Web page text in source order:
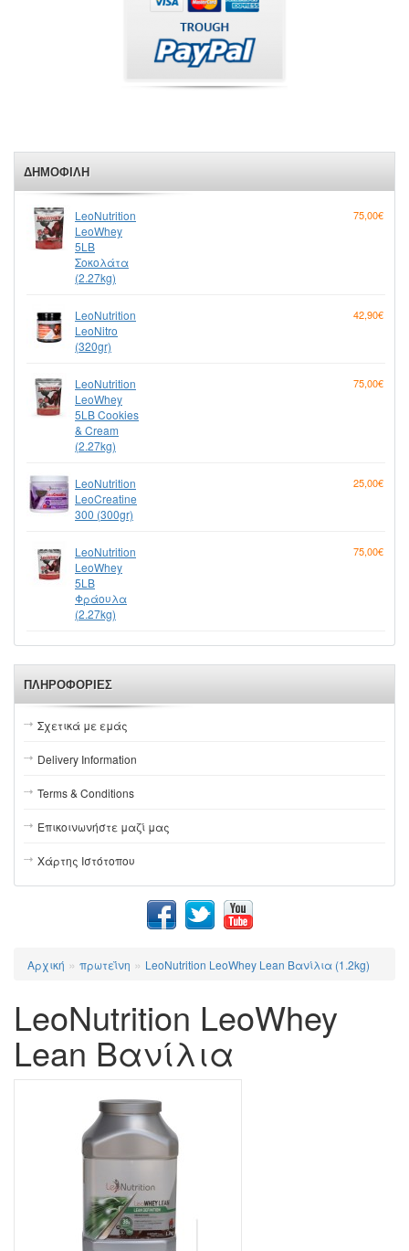
ΔΗΜΟΦΙΛΉ
LeoNutrition
LeoWhey
5LB
Σοκολάτα
(2.27kg)
75,00€
LeoNutrition
LeoNitro
(320gr)
42,90€
LeoNutrition
LeoWhey
5LB Cookies
& Cream
(2.27kg)
75,00€
LeoNutrition
LeoCreatine
300 (300gr)
25,00€
LeoNutrition
LeoWhey
5LB
Φράουλα
(2.27kg)
75,00€
ΠΛΗΡΟΦΟΡΊΕΣ
Σχετικά με εμάς
Delivery Information
Terms & Conditions
Επικοινωνήστε μαζί μας
Χάρτης Ιστότοπου
Αρχική » πρωτεΐνη » LeoNutrition LeoWhey Lean Βανίλια (1.2kg)
LeoNutrition LeoWhey
Lean Βανίλια